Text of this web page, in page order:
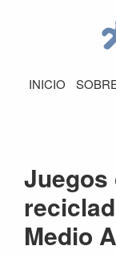
navegación
principal
barraINICIO
Juegos
Medio